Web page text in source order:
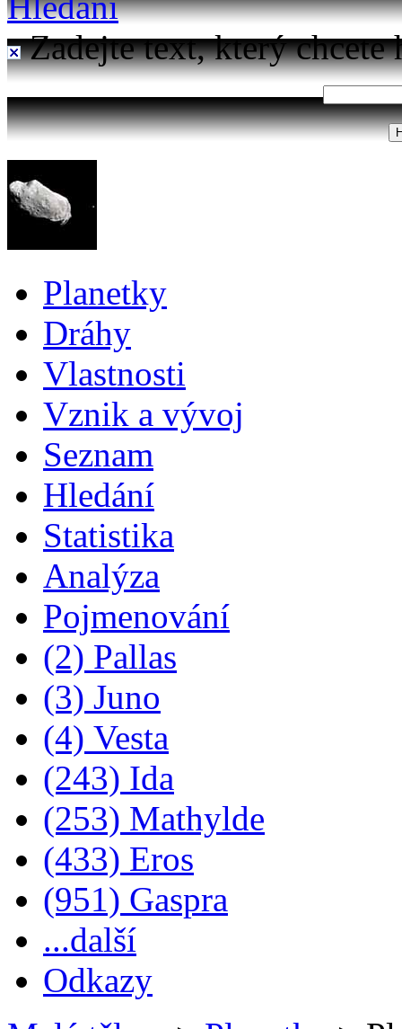
Zadejte text, který chcete
Planetky
Dráhy
Vlastnosti
Vznik a vývoj
Seznam
Hledání
Statistika
Analýza
Pojmenování
(2) Pallas
(3) Juno
(4) Vesta
(243) Ida
(253) Mathylde
(433) Eros
(951) Gaspra
...další
Odkazy